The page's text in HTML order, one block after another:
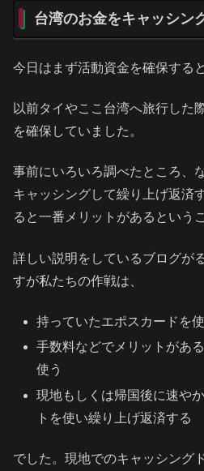
台湾のお金をキャッシン
今日はまず活動資金を確保する
以前タイやここ台湾へ旅行した
を確保していました。
事前にいろいろ調べたところ、
キャッシングして繰り上げ返済
ると一番メリットがあるという
詳しい説明をしているブログが
すが私たちの作戦は、
持っていたエポスカードを
手数料などでメリットがあ
使う
現地もしくは帰国後に速や
トを使い繰り上げ返済する
でした。現地でのキャッシング